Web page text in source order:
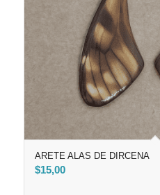
ARETE ALAS DE DIRCENA
$15,00